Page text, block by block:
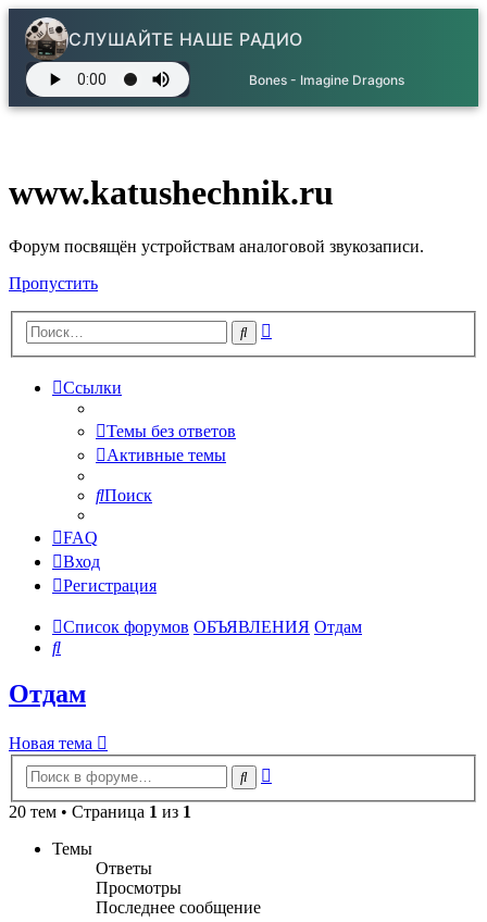
СЛУШАЙТЕ НАШЕ РАДИО
Bones - Imagine Dragons
www.katushechnik.ru
Форум посвящён устройствам аналоговой звукозаписи.
Пропустить
Поиск
Ссылки
Темы без ответов
Активные темы
Поиск
FAQ
Вход
Регистрация
Список форумов ОБЪЯВЛЕНИЯ Отдам
Поиск
Отдам
Новая тема
Поиск
20 тем • Страница 1 из 1
Темы
Ответы
Просмотры
Последнее сообщение